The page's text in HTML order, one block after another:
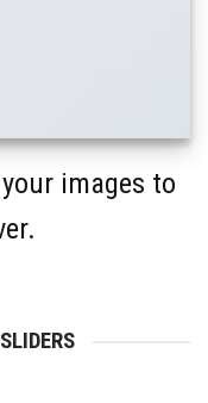
images to